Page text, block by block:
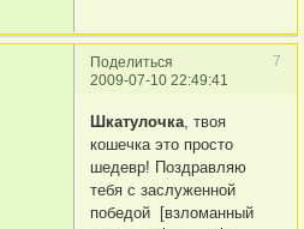
Поделиться
7
2009-07-10 22:49:41
Шкатулочка, твоя
кошечка это просто
шедевр! Поздравляю
тебя с заслуженной
победой [взломанный